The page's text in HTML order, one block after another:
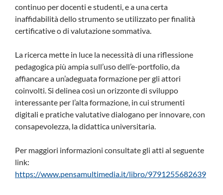
continuo per docenti e studenti, e a una certa
inaffidabilità dello strumento se utilizzato per finalità
certificative o di valutazione sommativa.
La ricerca mette in luce la necessità di una riflessione
pedagogica più ampia sull’uso dell’e-portfolio, da
affiancare a un’adeguata formazione per gli attori
coinvolti. Si delinea così un orizzonte di sviluppo
interessante per l’alta formazione, in cui strumenti
digitali e pratiche valutative dialogano per innovare, con
consapevolezza, la didattica universitaria.
Per maggiori informazioni consultate gli atti al seguente
link:
https://www.pensamultimedia.it/libro/9791255682639